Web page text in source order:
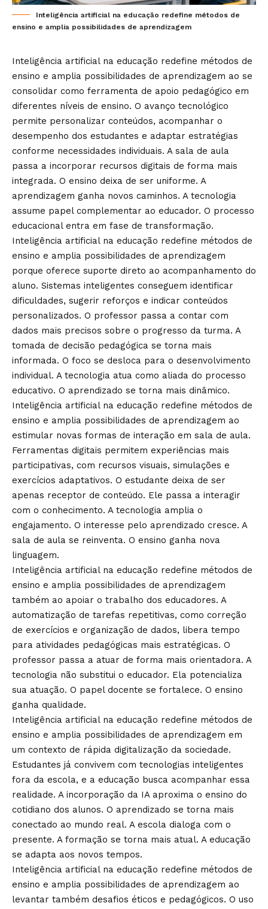
Inteligência artificial na educação redefine métodos de
ensino e amplia possibilidades de aprendizagem
Inteligência artificial na educação redefine métodos de
ensino e amplia possibilidades de aprendizagem ao se
consolidar como ferramenta de apoio pedagógico em
diferentes níveis de ensino. O avanço tecnológico
permite personalizar conteúdos, acompanhar o
desempenho dos estudantes e adaptar estratégias
conforme necessidades individuais. A sala de aula
passa a incorporar recursos digitais de forma mais
integrada. O ensino deixa de ser uniforme. A
aprendizagem ganha novos caminhos. A tecnologia
assume papel complementar ao educador. O processo
educacional entra em fase de transformação.
Inteligência artificial na educação redefine métodos de
ensino e amplia possibilidades de aprendizagem
porque oferece suporte direto ao acompanhamento do
aluno. Sistemas inteligentes conseguem identificar
dificuldades, sugerir reforços e indicar conteúdos
personalizados. O professor passa a contar com
dados mais precisos sobre o progresso da turma. A
tomada de decisão pedagógica se torna mais
informada. O foco se desloca para o desenvolvimento
individual. A tecnologia atua como aliada do processo
educativo. O aprendizado se torna mais dinâmico.
Inteligência artificial na educação redefine métodos de
ensino e amplia possibilidades de aprendizagem ao
estimular novas formas de interação em sala de aula.
Ferramentas digitais permitem experiências mais
participativas, com recursos visuais, simulações e
exercícios adaptativos. O estudante deixa de ser
apenas receptor de conteúdo. Ele passa a interagir
com o conhecimento. A tecnologia amplia o
engajamento. O interesse pelo aprendizado cresce. A
sala de aula se reinventa. O ensino ganha nova
linguagem.
Inteligência artificial na educação redefine métodos de
ensino e amplia possibilidades de aprendizagem
também ao apoiar o trabalho dos educadores. A
automatização de tarefas repetitivas, como correção
de exercícios e organização de dados, libera tempo
para atividades pedagógicas mais estratégicas. O
professor passa a atuar de forma mais orientadora. A
tecnologia não substitui o educador. Ela potencializa
sua atuação. O papel docente se fortalece. O ensino
ganha qualidade.
Inteligência artificial na educação redefine métodos de
ensino e amplia possibilidades de aprendizagem em
um contexto de rápida digitalização da sociedade.
Estudantes já convivem com tecnologias inteligentes
fora da escola, e a educação busca acompanhar essa
realidade. A incorporação da IA aproxima o ensino do
cotidiano dos alunos. O aprendizado se torna mais
conectado ao mundo real. A escola dialoga com o
presente. A formação se torna mais atual. A educação
se adapta aos novos tempos.
Inteligência artificial na educação redefine métodos de
ensino e amplia possibilidades de aprendizagem ao
levantar também desafios éticos e pedagógicos. O uso